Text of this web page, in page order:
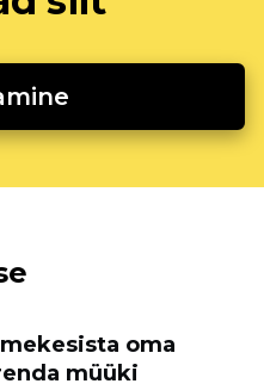
oma
müüki